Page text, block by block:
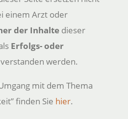
einem Arzt oder
der Inhaltedieser
Erfolgs- oder
verstanden werden.
mit dem Thema
finden Sie hier.